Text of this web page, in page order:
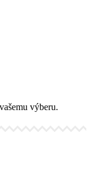
výberu.